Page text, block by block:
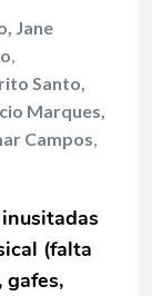
Jane
,
Santo,
Marques,
Campos,
(falta
gafes,